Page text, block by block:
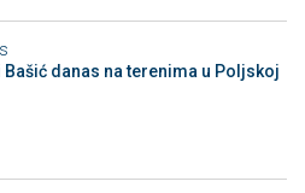
Bašić danas na terenima u Poljskoj